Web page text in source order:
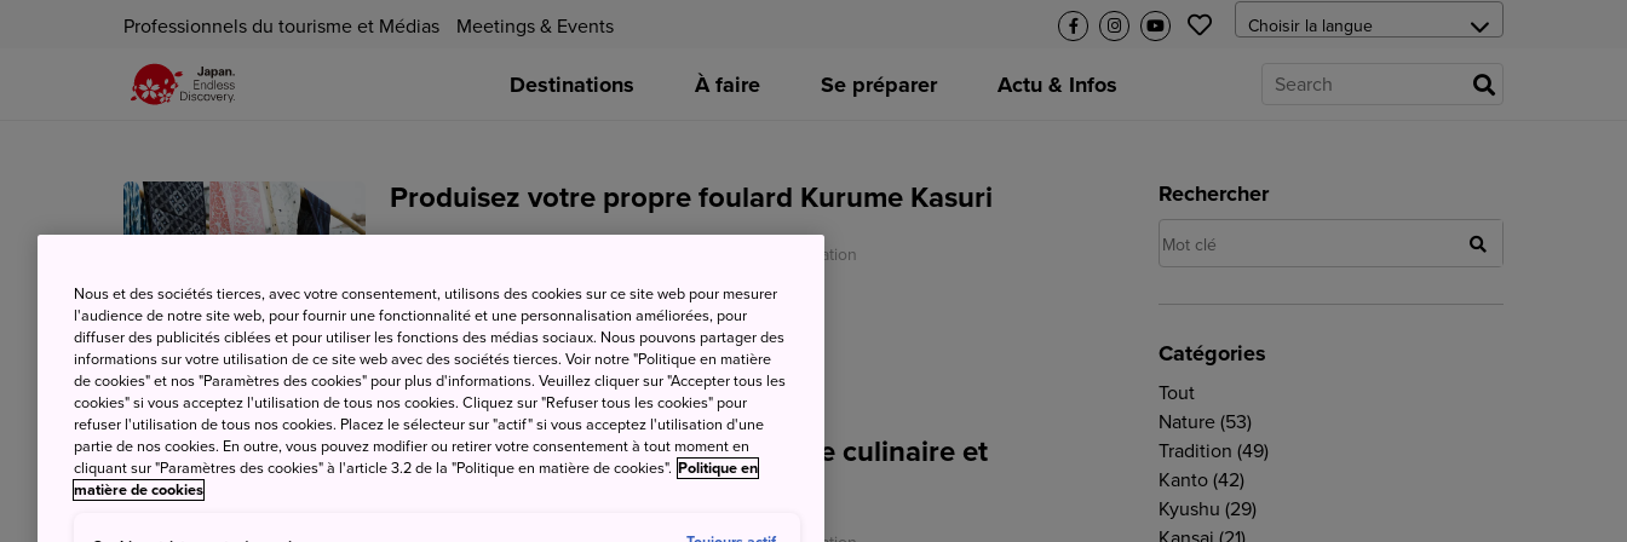
Professionnels du tourisme et Médias Meetings & Events
Destinations À faire Se préparer Actu & Infos
Produisez votre propre foulard Kurume Kasuri
JNTO - Japan National Tourism Organization
teamLab Planets lance expérience culinaire et
artistique à Tokyo
Rechercher
Catégories
Tout
Nature (53)
Tradition (49)
Kanto (42)
Kyushu (29)
Nous et des sociétés tierces, avec votre consentement, utilisons des cookies sur ce site web pour mesurer
l'audience de notre site web, pour fournir une fonctionnalité et une personnalisation améliorées, pour
diffuser des publicités ciblées et pour utiliser les fonctions des médias sociaux. Nous pouvons partager des
informations sur votre utilisation de ce site web avec des sociétés tierces. Voir notre "Politique en matière
de cookies" et nos "Paramètres des cookies" pour plus d'informations. Veuillez cliquer sur "Accepter tous les
cookies" si vous acceptez l'utilisation de tous nos cookies. Cliquez sur "Refuser tous les cookies" pour
refuser l'utilisation de tous nos cookies. Placez le sélecteur sur "actif" si vous acceptez l'utilisation d'une
partie de nos cookies. En outre, vous pouvez modifier ou retirer votre consentement à tout moment en
cliquant sur "Paramètres des cookies" à l'article 3.2 de la "Politique en matière de cookies". Politique en
matière de cookies